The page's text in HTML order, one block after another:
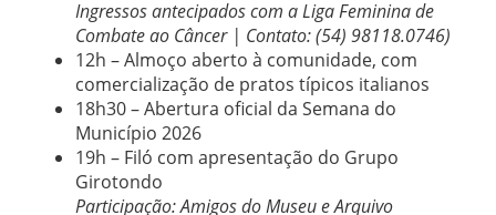
Ingressos antecipados com a Liga Feminina de
Combate ao Câncer | Contato: (54) 98118.0746)
12h – Almoço aberto à comunidade, com
comercialização de pratos típicos italianos
18h30 – Abertura oficial da Semana do
Município 2026
19h – Filó com apresentação do Grupo
Girotondo
Participação: Amigos do Museu e Arquivo